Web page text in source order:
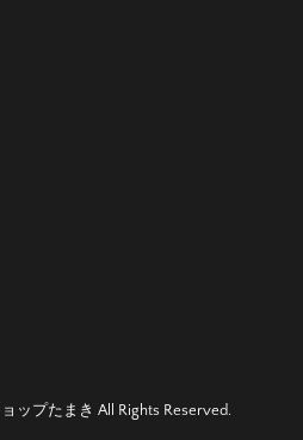
ップたまき All Rights Reserved.